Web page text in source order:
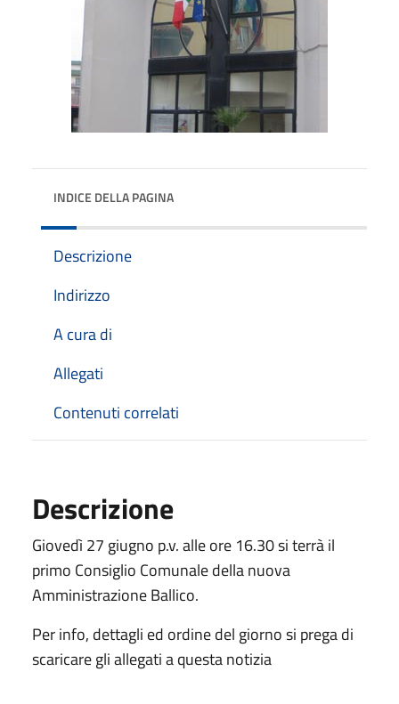
INDICE DELLA PAGINA
Descrizione
Indirizzo
A cura di
Allegati
Contenuti correlati
Descrizione
Giovedì 27 giugno p.v. alle ore 16.30 si terrà il
primo Consiglio Comunale della nuova
Amministrazione Ballico.
Per info, dettagli ed ordine del giorno si prega di
scaricare gli allegati a questa notizia